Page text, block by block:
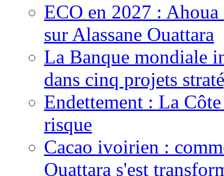
ECO en 2027 :
sur Alassane Ouattara
La Banque mondiale
dans cinq projets
Endettement : La
risque
Cacao ivoirien :
Ouattara s'est